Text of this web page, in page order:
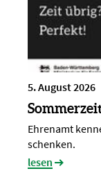
5. August 2026
Ehrenamt
schenken.
lesen